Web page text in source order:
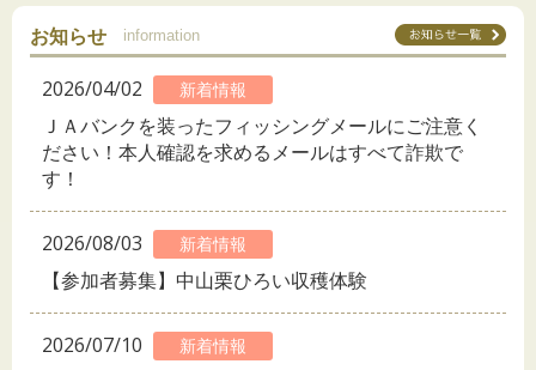
お知らせ information
2026/04/02 新着情報
ＪＡバンクを装ったフィッシングメールにご注意く
ださい！本人確認を求めるメールはすべて詐欺で
す！
2026/08/03 新着情報
【参加者募集】中山栗ひろい収穫体験
2026/07/10 新着情報